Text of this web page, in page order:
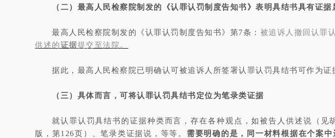
（二）最高人民检察院制发的《认罪认罚制度告知书》表明具结书具有证据
最高人民检察院制发的《认罪认罚制度告知书》第7条： 被追诉人撤回认罪
供述的证据提交至法院。
据此，最高人民检察院已明确认可被追诉人所签署认罪认罚具结书可作为证
（三）具体而言，可将认罪认罚具结书定位为笔录类证据
就认罪认罚具结书的证据种类而言，存在各种观点，如被告人供述说（
版，第126页）、笔录类证据说，等等。 需要明确的是，同一材料根据在个案